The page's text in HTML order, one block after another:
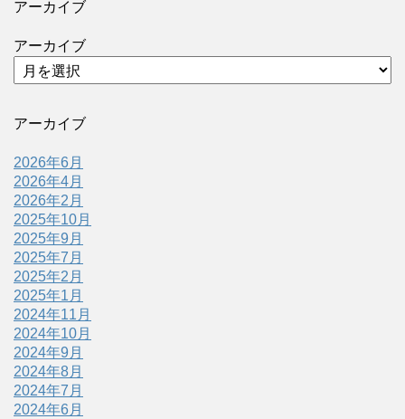
アーカイブ
アーカイブ
アーカイブ
2026年6月
2026年4月
2026年2月
2025年10月
2025年9月
2025年7月
2025年2月
2025年1月
2024年11月
2024年10月
2024年9月
2024年8月
2024年7月
2024年6月